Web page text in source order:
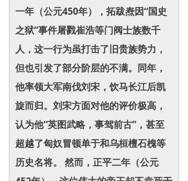
一年（公元450年），拓跋焘因“国史
之狱”事件屠戮崔浩等门阀士族数千
人，这一行为虽打击了旧贵族势力，
但也引发了部分阶层的不满。同年，
他率领大军南伐刘宋，饮马长江后凯
旋而归。刘宋方面对他的评价极高，
认为他“英图武略，事驾前古”，甚至
超越了匈奴冒顿单于和乌桓檀石槐等
历史名将。 然而，正平二年（公元